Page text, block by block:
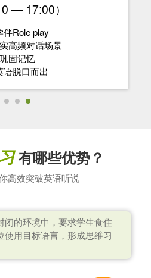
— 17:00）
伴Role play
高频对话场景
巩固记忆
语脱口而出
有哪些优势？
高效突破英语听说
闭的环境中，要求学生食住
使用目标语言，形成思维习